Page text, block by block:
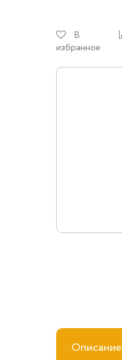
В
избранное
Описание